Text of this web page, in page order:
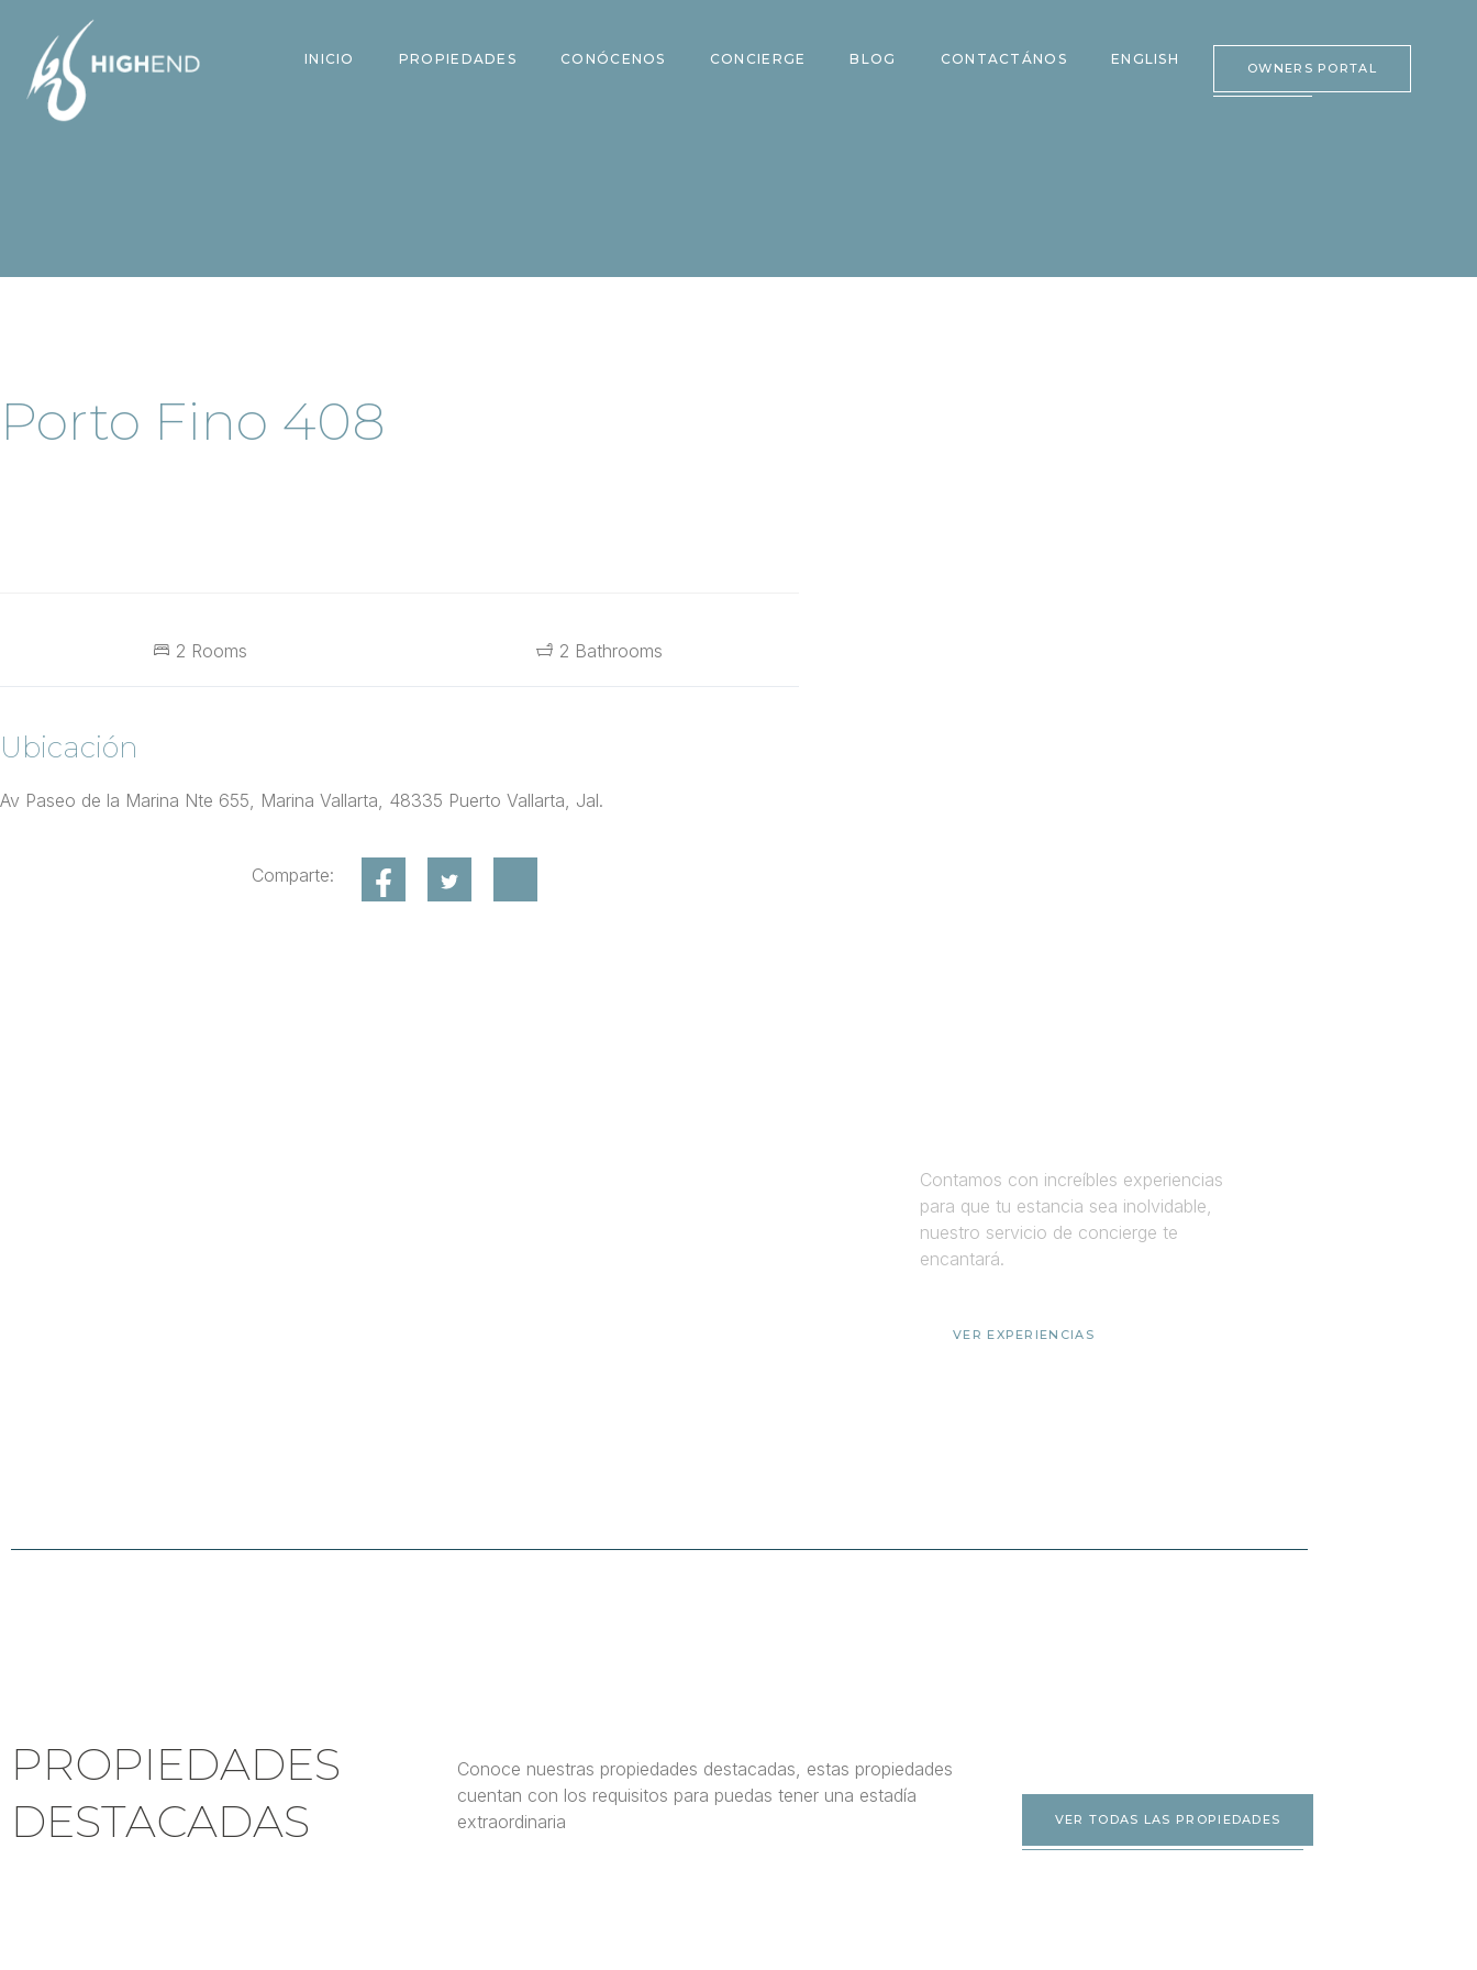
INICIO PROPIEDADES CONÓCENOS CONCIERGE BLOG CONTACTÁNOS ENGLISH
OWNERS PORTAL
Porto Fino 408
2 Rooms 2 Bathrooms
Ubicación
Av Paseo de la Marina Nte 655, Marina Vallarta, 48335 Puerto Vallarta, Jal.
Comparte:
Contamos con increíbles experiencias
para que tu estancia sea inolvidable,
nuestro servicio de concierge te
encantará.
VER EXPERIENCIAS
PROPIEDADES
DESTACADAS
Conoce nuestras propiedades destacadas, estas propiedades
cuentan con los requisitos para puedas tener una estadía
extraordinaria
VER TODAS LAS PROPIEDADES